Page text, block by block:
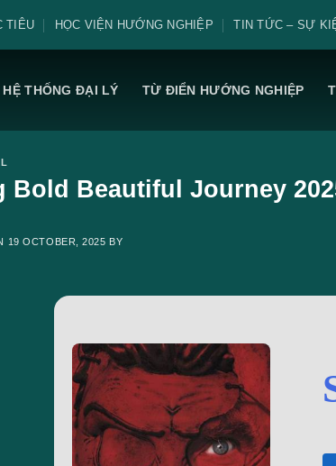
TIÊU HỌC VIỆN HƯỚNG NGHIỆP TIN TỨC – SỰ
HỆ THỐNG ĐẠI LÝ TỪ ĐIỂN HƯỚNG NGHIỆP
Bold Beautiful Journey
19 OCTOBER, 2025 BY